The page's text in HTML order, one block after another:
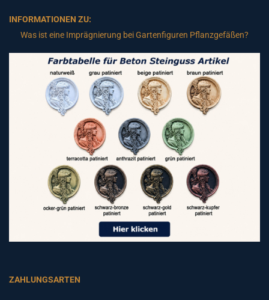
INFORMATIONEN ZU:
Was ist eine Imprägnierung bei Gartenfiguren Pflanzgefäßen?
ZAHLUNGSARTEN